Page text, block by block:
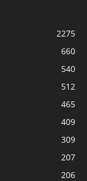
2275
660
540
512
465
409
309
207
206